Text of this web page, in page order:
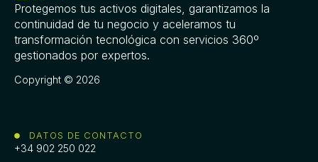
Protegemos tus activos digitales, garantizamos la
continuidad de tu negocio y aceleramos tu
transformación tecnológica con servicios 360º
gestionados por expertos.
Copyright © 2026
DATOS DE CONTACTO
+34 902 250 022